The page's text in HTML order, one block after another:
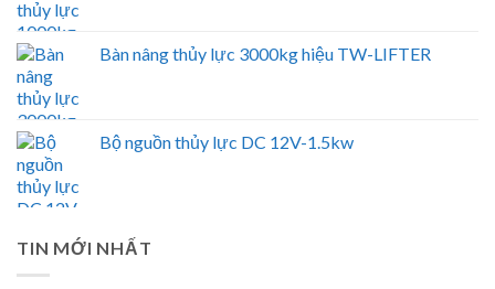
Bàn nâng thủy lực 3000kg hiệu TW-LIFTER
Bộ nguồn thủy lực DC 12V-1.5kw
TIN MỚI NHẤT